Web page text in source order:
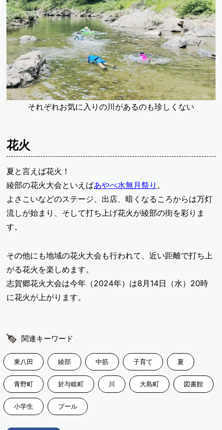
それぞれお気に入りの川があるのも珍しくない
花火
夏と言えば花火！
綾部の花火大会といえばあやべ水無月祭り 。
よさこいなどのステージ、出店、暗くなるころからは万灯
流しが始まり、そして打ち上げ花火が綾部の街を彩りま
す。
その他にも地域の花火大会も行われて、近い距離で打ち上
がる花火を楽しめます。
志賀郷花火大会は今年（2024年）は8月14日（水）20時
に花火が上がります。
関連キーワード
東八田 綾部 中筋 子育て 夏
青野町 於与岐町 川 大島町 図書館
小学生 プール